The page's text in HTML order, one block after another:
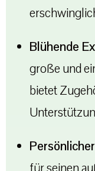
Blühende
große und
bietet